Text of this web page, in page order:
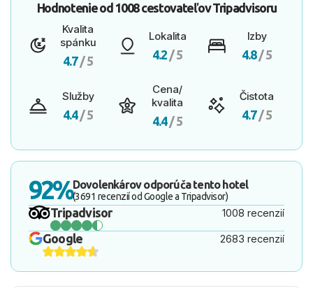
Hodnotenie od 1008 cestovateľovTripadvisoru
Kvalita
spánku
4.7/ 5
Lokalita
4.2 / 5
Izby
4.8/ 5
Služby
4.4/ 5
Cena/
kvalita
4.4/ 5
Čistota
4.7/ 5
92%Dovolenkárov odporúča tento hotel
(3691 recenzií od Google a Tripadvisor)
Tripadvisor 1008 recenzií
Google 2683 recenzií